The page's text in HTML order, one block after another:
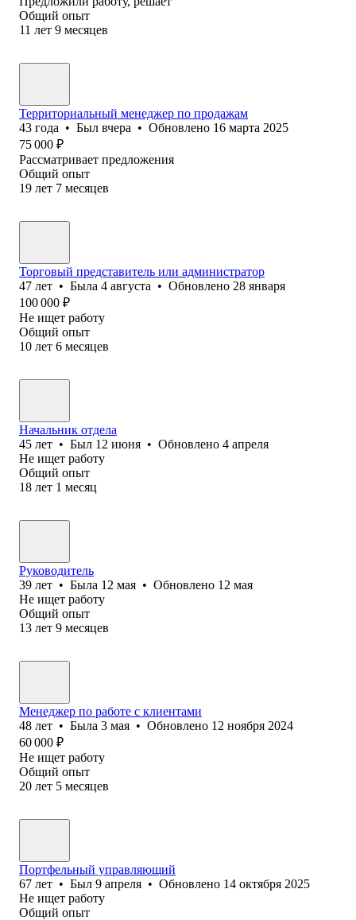
Общий опыт
11 лет 9 месяцев
Территориальный менеджер по продажам
43 года • Был вчера • Обновлено 16 марта 2025
75 000 ₽
Рассматривает предложения
Общий опыт
19 лет 7 месяцев
Торговый представитель или администратор
47 лет • Была 4 августа • Обновлено 28 января
100 000 ₽
Не ищет работу
Общий опыт
10 лет 6 месяцев
Начальник отдела
45 лет • Был 12 июня • Обновлено 4 апреля
Не ищет работу
Общий опыт
18 лет 1 месяц
Руководитель
39 лет • Была 12 мая • Обновлено 12 мая
Не ищет работу
Общий опыт
13 лет 9 месяцев
Менеджер по работе с клиентами
48 лет • Была 3 мая • Обновлено 12 ноября 2024
60 000 ₽
Не ищет работу
Общий опыт
20 лет 5 месяцев
Портфельный управляющий
67 лет • Был 9 апреля • Обновлено 14 октября 2025
Не ищет работу
Общий опыт